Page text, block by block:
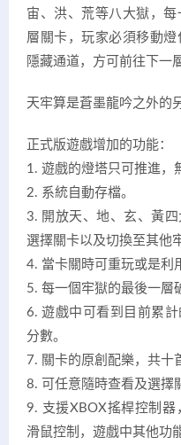
宙、洪、荒等八大獄，
層關卡，玩家必須移動
隱藏通道，方可前往下一
天牢算是蒼墨龍吟之外的
正式版遊戲增加的功能：
1. 遊戲的燈塔只可推進，
2. 系統自動存檔。
3. 開放天、地、玄、黃
選擇關卡以及切換至其他
4. 當卡關時可重玩或是利
5. 每一個牢獄的最後一層
6. 遊戲中可看到目前累
分數。
7. 關卡的原創配樂，共十
8. 可任意隨時查看及選擇
9. 支援XBOX搖桿控制
滑鼠控制，遊戲中其他功